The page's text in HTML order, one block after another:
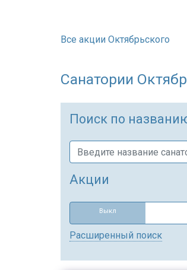
Все акции Октябрьского
Санатории
Поиск по
Акции
Выкл
Расширенный поиск